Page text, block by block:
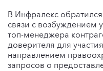
В Инфралекс
связи с возбуждением
топ-менеджера
доверителя для
направлением
запросов о